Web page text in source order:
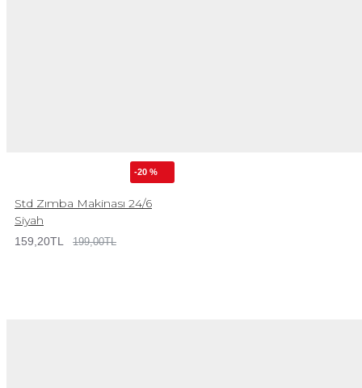
-20 %
Std Zımba Makinası 24/6
Siyah
159,20TL 199,00TL